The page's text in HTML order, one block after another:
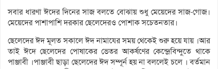
সবার ধারণা ঈদের দিনের সাজ বলতে বোঝায় শুধু মেয়েদের সাজ-গোজ।
মেয়েদের পাশাপাশি দরকার ছেলেদেরও পোশাক সচেতনতার।
ছেলেদের ঈদ মূলত সকালে ঈদ নামাযের সময় থেকেই শুরু হয়ে যায় ।আর
তাই ঈদে ছেলেদের পোষাকের ভেতর আকর্ষণের কেন্দ্রেবিন্দুতে থাকে
পাঞ্জাবী ।পাঞ্জাবী ছাড়া ছেলেদের ঈদ সম্পূর্ন হয় না বললেই চলে । বর্তমান